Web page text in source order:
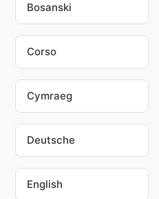
Bosanski
Corso
Cymraeg
Deutsche
English